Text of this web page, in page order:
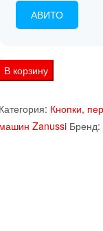
АВИТО
Количество
В корзину
Категория: Кнопки,
машин Zanussi Бренд: